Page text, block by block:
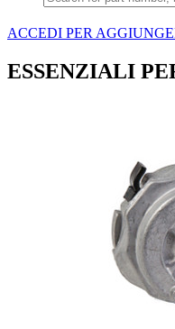
ACCEDI PER
ESSENZIALI